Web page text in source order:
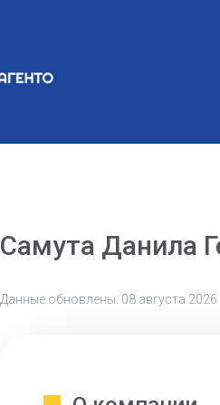
Самута Данила
Данные обновлены: 08 августа 2026